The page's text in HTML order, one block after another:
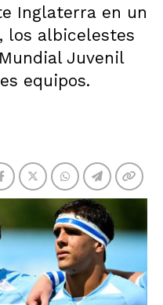
Inglaterra en un
los albicelestes
Juvenil
equipos.